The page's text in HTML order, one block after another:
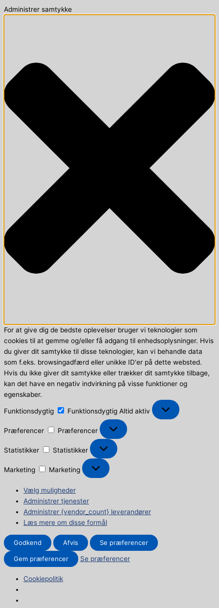
Administrer samtykke
For at give dig de bedste oplevelser bruger vi teknologier som
cookies til at gemme og/eller få adgang til enhedsoplysninger. Hvis
du giver dit samtykke til disse teknologier, kan vi behandle data
som f.eks. browsingadfærd eller unikke ID'er på dette websted.
Hvis du ikke giver dit samtykke eller trækker dit samtykke tilbage,
kan det have en negativ indvirkning på visse funktioner og
egenskaber.
Funktionsdygtig Funktionsdygtig Altid aktiv
Præferencer Præferencer
Statistikker Statistikker
Marketing Marketing
Vælg muligheder
Administrer tjenester
Administrer {vendor_count} leverandører
Læs mere om disse formål
Godkend Afvis Se præferencer
Gem præferencer Se præferencer
Cookiepolitik